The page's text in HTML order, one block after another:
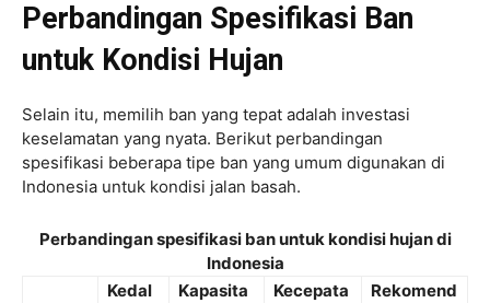
Perbandingan Spesifikasi Ban
untuk Kondisi Hujan
Selain itu, memilih ban yang tepat adalah investasi
keselamatan yang nyata. Berikut perbandingan
spesifikasi beberapa tipe ban yang umum digunakan di
Indonesia untuk kondisi jalan basah.
Perbandingan spesifikasi ban untuk kondisi hujan di
Indonesia
Kedal
Kapasita
Kecepata
Rekomend